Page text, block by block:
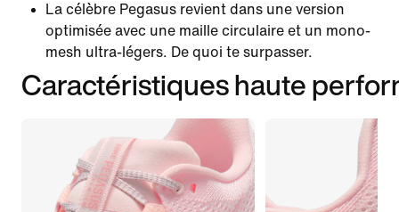
La célèbre Pegasus revient dans une version
optimisée avec une maille circulaire et un mono-
mesh ultra-légers. De quoi te surpasser.
Caractéristiques haute